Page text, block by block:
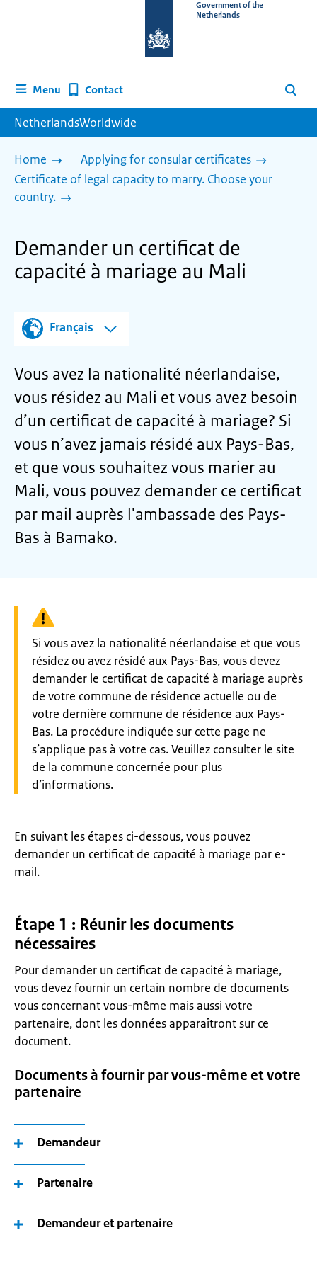
homepage
Government of the
Netherlands
Menu Contact Search
NetherlandsWorldwide
Home
Applying for consular certificates
Certificate of legal capacity to marry. Choose your
country.
Demander un certificat de
capacité à mariage au Mali
Français
Vous avez la nationalité néerlandaise,
vous résidez au Mali et vous avez besoin
d’un certificat de capacité à mariage? Si
vous n’avez jamais résidé aux Pays-Bas,
et que vous souhaitez vous marier au
Mali, vous pouvez demander ce certificat
par mail auprès l'ambassade des Pays-
Bas à Bamako.
Waarschuwing:
Si vous avez la nationalité néerlandaise et que vous
résidez ou avez résidé aux Pays-Bas, vous devez
demander le certificat de capacité à mariage auprès
de votre commune de résidence actuelle ou de
votre dernière commune de résidence aux Pays-
Bas. La procédure indiquée sur cette page ne
s’applique pas à votre cas. Veuillez consulter le site
de la commune concernée pour plus
d’informations.
En suivant les étapes ci-dessous, vous pouvez
demander un certificat de capacité à mariage par e-
mail.
Étape 1 : Réunir les documents
nécessaires
Pour demander un certificat de capacité à mariage,
vous devez fournir un certain nombre de documents
vous concernant vous-même mais aussi votre
partenaire, dont les données apparaîtront sur ce
document.
Documents à fournir par vous-même et votre
partenaire
Demandeur
Partenaire
Demandeur et partenaire